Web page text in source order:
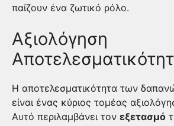
παίζουν ένα ζωτικό ρόλο.
Αξιολόγηση
Η αποτελεσματικότητα των
είναι ένας κύριος τομέας
Αυτό περιλαμβάνει τον εξετασμό